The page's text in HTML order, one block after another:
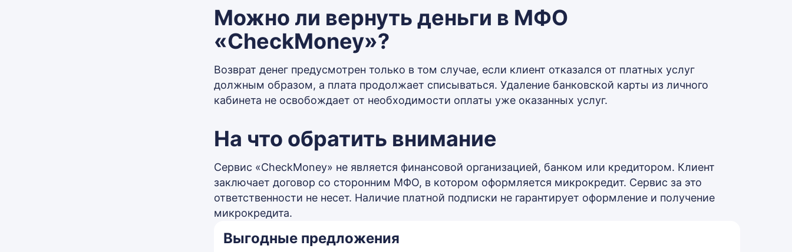
Можно ли вернуть деньги в МФО
«CheckMoney»?
Возврат денег предусмотрен только в том случае, если клиент отказался от платных услуг
должным образом, а плата продолжает списываться. Удаление банковской карты из личного
кабинета не освобождает от необходимости оплаты уже оказанных услуг.
На что обратить внимание
Сервис «CheckMoney» не является финансовой организацией, банком или кредитором. Клиент
заключает договор со сторонним МФО, в котором оформляется микрокредит. Сервис за это
ответственности не несет. Наличие платной подписки не гарантирует оформление и получение
микрокредита.
Выгодные предложения